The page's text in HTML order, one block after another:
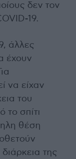
δεν τον
19.
άλλες
έχουν
να είχαν
του
το σπίτι
θέση
της